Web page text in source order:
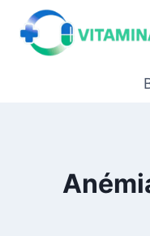
Saltar
contenido